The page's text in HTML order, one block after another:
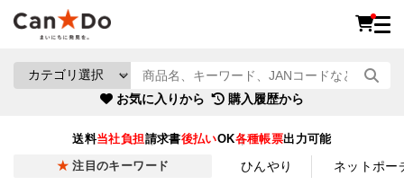
お気に入りから 購入履歴から
送料当社負担請求書後払いOK各種帳票出力可能
注目のキーワード ひんやり ネットポー